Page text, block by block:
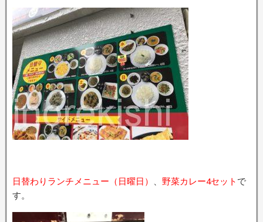
日替わりランチメニュー（日曜日） 野菜カレー4セット で
す。